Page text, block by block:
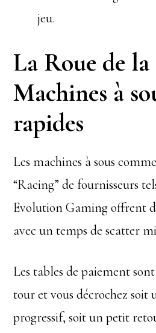
jeu.
La Roue de
Machines à
rapides
Les machines à sous
“Racing” de fournisseurs
Evolution Gaming offrent
avec un temps de scatter
Les tables de paiement
tour et vous décrochez soit
progressif, soit un petit